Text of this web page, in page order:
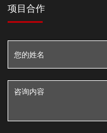
项目合作